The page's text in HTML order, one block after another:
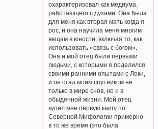
охарактеризовал как медиума,
работающего с духами. Она была
для меня как вторая мать когда я
рос, и она научила меня многим
вещам в юности, включая то, как
использовать «связь с богом».
Она и мой отец были первыми
людьми, с которыми я поделился
своими ранними опытами с Локи,
и он стал моим спутником не
только в мире снов, но и в
обыденной жизни. Мой отец
купил мне первую книгу по
Северной Мифологии примерно
в то же время (это была